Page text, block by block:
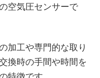
空気圧センサーで
加工や専門的な取り
換時の手間や時間を